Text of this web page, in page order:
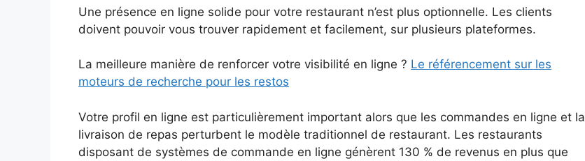
Une présence en ligne solide pour votre restaurant n’est plus optionnelle. Les clients
doivent pouvoir vous trouver rapidement et facilement, sur plusieurs plateformes.
La meilleure manière de renforcer votre visibilité en ligne ? Le référencement sur les
moteurs de recherche pour les restos
Votre profil en ligne est particulièrement important alors que les commandes en ligne et la
livraison de repas perturbent le modèle traditionnel de restaurant. Les restaurants
disposant de systèmes de commande en ligne génèrent 130 % de revenus en plus que